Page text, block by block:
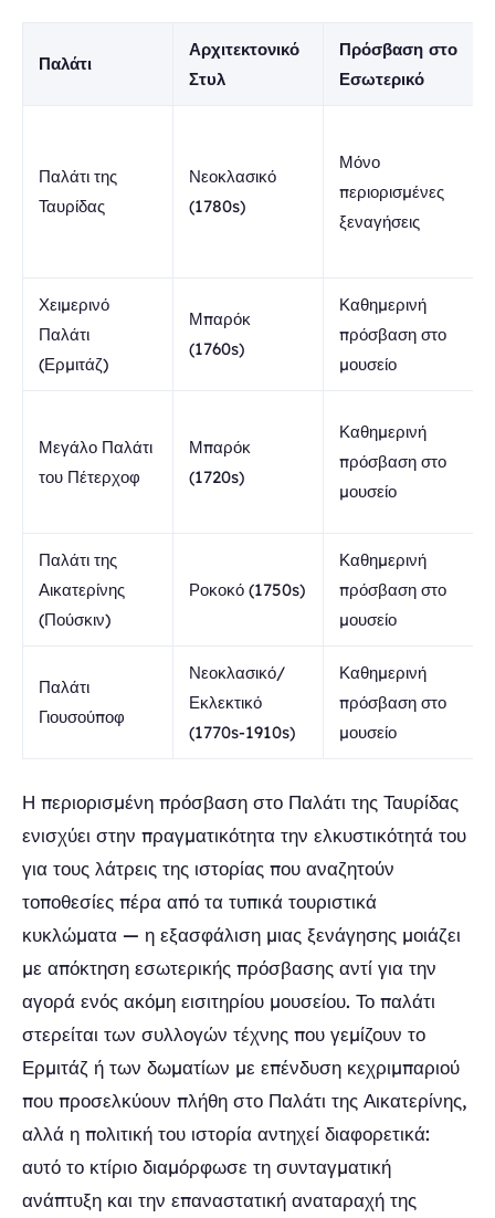
Παλάτι
Αρχιτεκτονικό
Στυλ
Πρόσβαση στο
Εσωτερικό
Παλάτι της
Ταυρίδας
Νεοκλασικό
(1780s)
Μόνο
περιορισμένες
ξεναγήσεις
Χειμερινό
Παλάτι
(Ερμιτάζ)
Μπαρόκ
(1760s)
Καθημερινή
πρόσβαση στο
μουσείο
Μεγάλο Παλάτι
του Πέτερχοφ
Μπαρόκ
(1720s)
Καθημερινή
πρόσβαση στο
μουσείο
Παλάτι της
Αικατερίνης
(Πούσκιν)
Ροκοκό (1750s)
Καθημερινή
πρόσβαση στο
μουσείο
Παλάτι
Γιουσούποφ
Νεοκλασικό/
Εκλεκτικό
(1770s-1910s)
Καθημερινή
πρόσβαση στο
μουσείο
Η περιορισμένη πρόσβαση στο Παλάτι της Ταυρίδας
ενισχύει στην πραγματικότητα την ελκυστικότητά του
για τους λάτρεις της ιστορίας που αναζητούν
τοποθεσίες πέρα από τα τυπικά τουριστικά
κυκλώματα — η εξασφάλιση μιας ξενάγησης μοιάζει
με απόκτηση εσωτερικής πρόσβασης αντί για την
αγορά ενός ακόμη εισιτηρίου μουσείου. Το παλάτι
στερείται των συλλογών τέχνης που γεμίζουν το
Ερμιτάζ ή των δωματίων με επένδυση κεχριμπαριού
που προσελκύουν πλήθη στο Παλάτι της Αικατερίνης,
αλλά η πολιτική του ιστορία αντηχεί διαφορετικά:
αυτό το κτίριο διαμόρφωσε τη συνταγματική
ανάπτυξη και την επαναστατική αναταραχή της